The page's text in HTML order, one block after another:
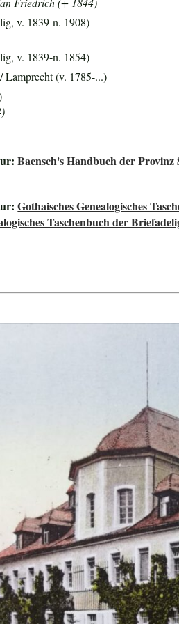
v. 1839-n. 1908)
v. 1839-n. 1854)
Lamprecht (v. 1785-...)
Baensch's Handbuch der Provinz
Gothaisches Genealogisches
Taschenbuch der